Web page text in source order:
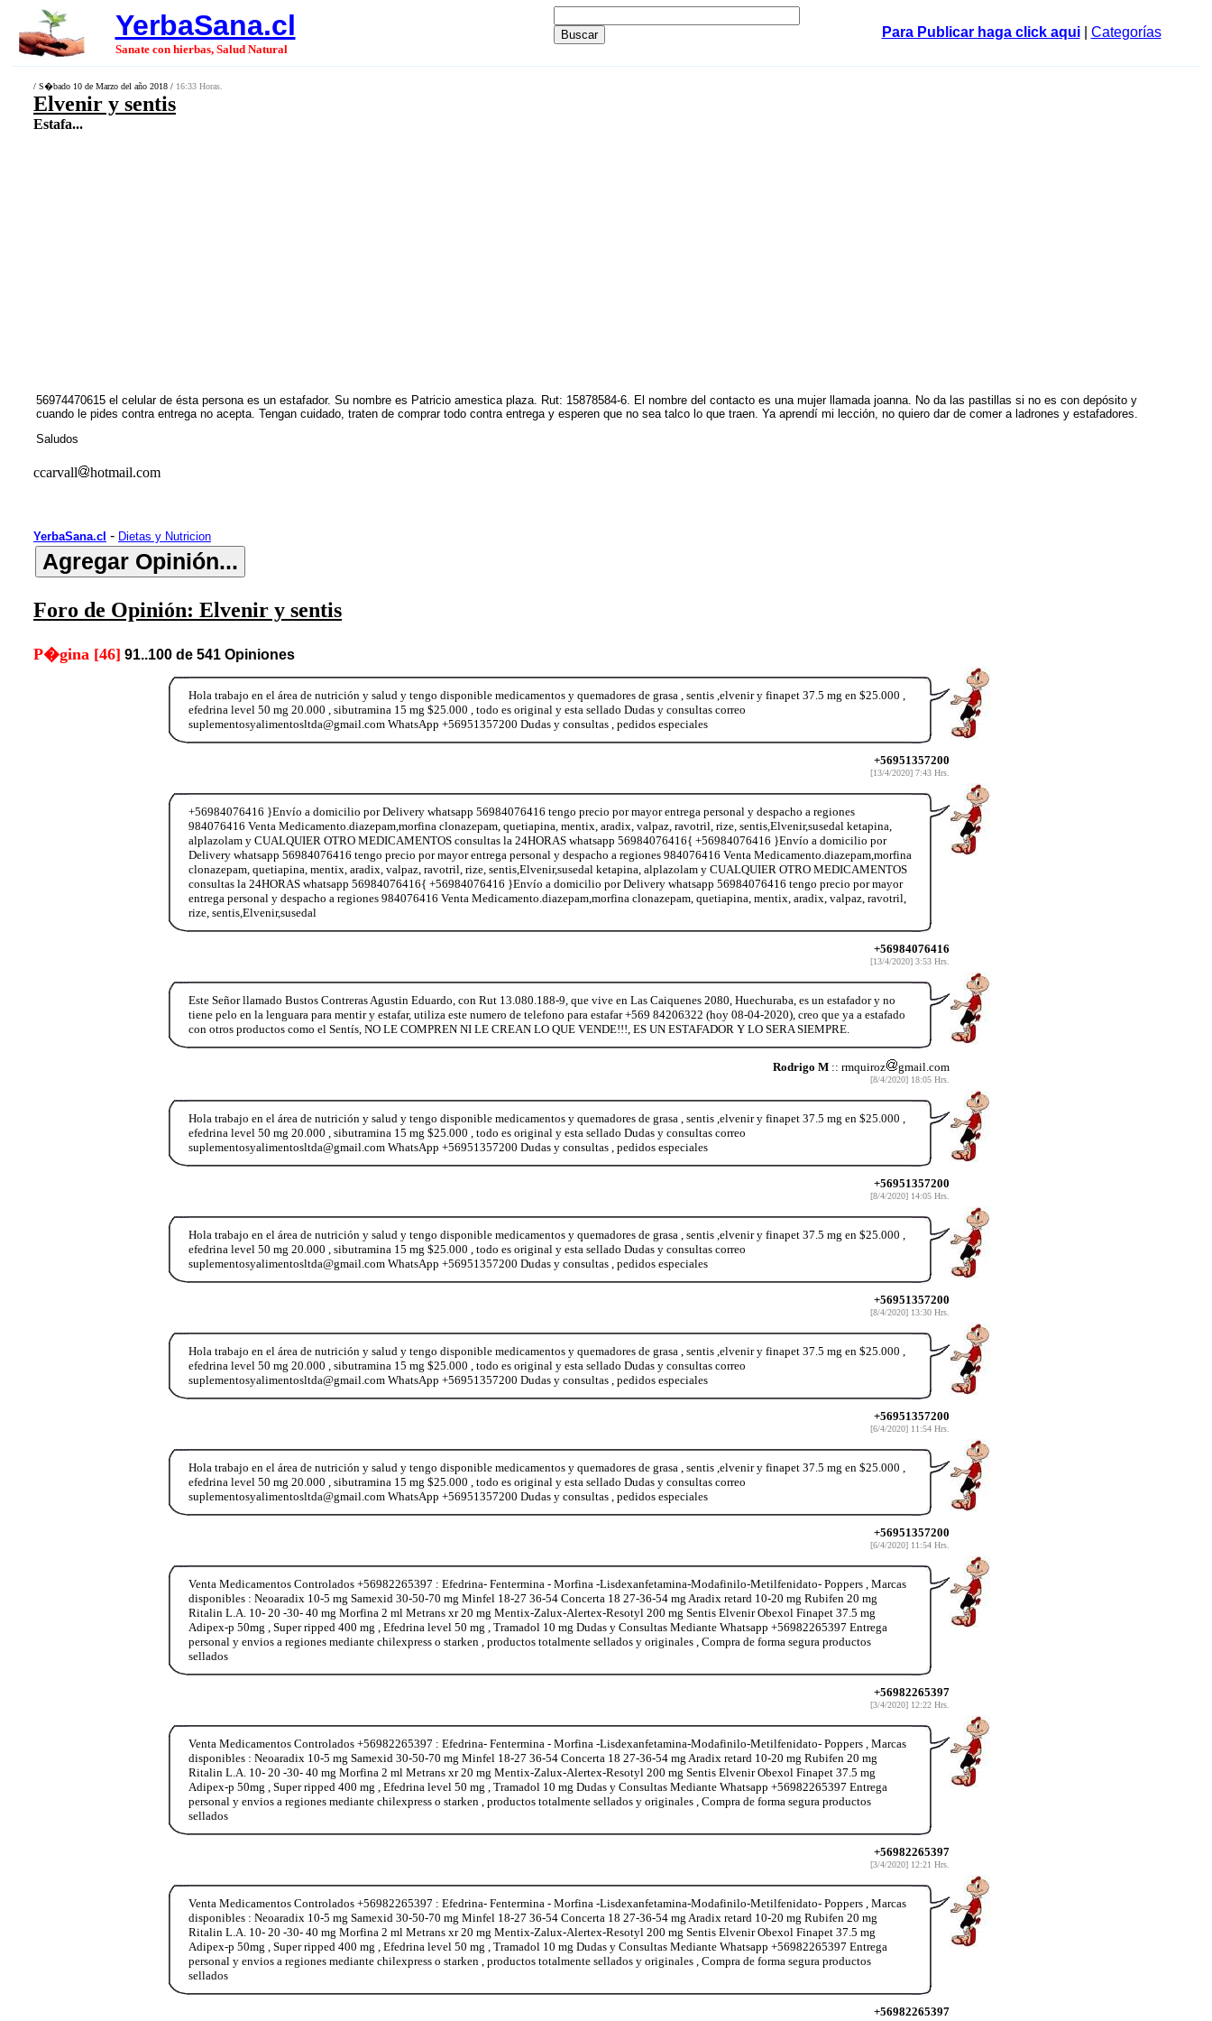
YerbaSana.cl
Sanate con hierbas, Salud Natural
Para Publicar haga click aqui| Categorías
/ S�bado 10 de Marzo del año 2018 / 16:33 Horas.
Elvenir y sentis
Estafa...
56974470615 el celular de ésta persona es un estafador. Su nombre es Patricio amestica plaza. Rut: 15878584-6. El nombre del contacto es una mujer llamada joanna. No da las pastillas si no es con depósito y
cuando le pides contra entrega no acepta. Tengan cuidado, traten de comprar todo contra entrega y esperen que no sea talco lo que traen. Ya aprendí mi lección, no quiero dar de comer a ladrones y estafadores.
Saludos
ccarvall hotmail.com
YerbaSana.cl - Dietas y Nutricion
Foro de Opinión: Elvenir y sentis
P�gina [46] 91..100 de 541 Opiniones
Hola trabajo en el área de nutrición y salud y tengo disponible medicamentos y quemadores de grasa , sentis ,elvenir y finapet 37.5 mg en $25.000 ,
efedrina level 50 mg 20.000 , sibutramina 15 mg $25.000 , todo es original y esta sellado Dudas y consultas correo
suplementosyalimentosltda@gmail.com WhatsApp +56951357200 Dudas y consultas , pedidos especiales
+56951357200
[13/4/2020] 7:43 Hrs.
+56984076416 }Envío a domicilio por Delivery whatsapp 56984076416 tengo precio por mayor entrega personal y despacho a regiones
984076416 Venta Medicamento.diazepam,morfina clonazepam, quetiapina, mentix, aradix, valpaz, ravotril, rize, sentis,Elvenir,susedal ketapina,
alplazolam y CUALQUIER OTRO MEDICAMENTOS consultas la 24HORAS whatsapp 56984076416{ +56984076416 }Envío a domicilio por
Delivery whatsapp 56984076416 tengo precio por mayor entrega personal y despacho a regiones 984076416 Venta Medicamento.diazepam,morfina
clonazepam, quetiapina, mentix, aradix, valpaz, ravotril, rize, sentis,Elvenir,susedal ketapina, alplazolam y CUALQUIER OTRO MEDICAMENTOS
consultas la 24HORAS whatsapp 56984076416{ +56984076416 }Envío a domicilio por Delivery whatsapp 56984076416 tengo precio por mayor
entrega personal y despacho a regiones 984076416 Venta Medicamento.diazepam,morfina clonazepam, quetiapina, mentix, aradix, valpaz, ravotril,
rize, sentis,Elvenir,susedal
+56984076416
[13/4/2020] 3:53 Hrs.
Este Señor llamado Bustos Contreras Agustin Eduardo, con Rut 13.080.188-9, que vive en Las Caiquenes 2080, Huechuraba, es un estafador y no
tiene pelo en la lenguara para mentir y estafar, utiliza este numero de telefono para estafar +569 84206322 (hoy 08-04-2020), creo que ya a estafado
con otros productos como el Sentís, NO LE COMPREN NI LE CREAN LO QUE VENDE!!!, ES UN ESTAFADOR Y LO SERA SIEMPRE.
Rodrigo M:: rmquiroz gmail.com
[8/4/2020] 18:05 Hrs.
Hola trabajo en el área de nutrición y salud y tengo disponible medicamentos y quemadores de grasa , sentis ,elvenir y finapet 37.5 mg en $25.000 ,
efedrina level 50 mg 20.000 , sibutramina 15 mg $25.000 , todo es original y esta sellado Dudas y consultas correo
suplementosyalimentosltda@gmail.com WhatsApp +56951357200 Dudas y consultas , pedidos especiales
+56951357200
[8/4/2020] 14:05 Hrs.
Hola trabajo en el área de nutrición y salud y tengo disponible medicamentos y quemadores de grasa , sentis ,elvenir y finapet 37.5 mg en $25.000 ,
efedrina level 50 mg 20.000 , sibutramina 15 mg $25.000 , todo es original y esta sellado Dudas y consultas correo
suplementosyalimentosltda@gmail.com WhatsApp +56951357200 Dudas y consultas , pedidos especiales
+56951357200
[8/4/2020] 13:30 Hrs.
Hola trabajo en el área de nutrición y salud y tengo disponible medicamentos y quemadores de grasa , sentis ,elvenir y finapet 37.5 mg en $25.000 ,
efedrina level 50 mg 20.000 , sibutramina 15 mg $25.000 , todo es original y esta sellado Dudas y consultas correo
suplementosyalimentosltda@gmail.com WhatsApp +56951357200 Dudas y consultas , pedidos especiales
+56951357200
[6/4/2020] 11:54 Hrs.
Hola trabajo en el área de nutrición y salud y tengo disponible medicamentos y quemadores de grasa , sentis ,elvenir y finapet 37.5 mg en $25.000 ,
efedrina level 50 mg 20.000 , sibutramina 15 mg $25.000 , todo es original y esta sellado Dudas y consultas correo
suplementosyalimentosltda@gmail.com WhatsApp +56951357200 Dudas y consultas , pedidos especiales
+56951357200
[6/4/2020] 11:54 Hrs.
Venta Medicamentos Controlados +56982265397 : Efedrina- Fentermina - Morfina -Lisdexanfetamina-Modafinilo-Metilfenidato- Poppers , Marcas
disponibles : Neoaradix 10-5 mg Samexid 30-50-70 mg Minfel 18-27 36-54 Concerta 18 27-36-54 mg Aradix retard 10-20 mg Rubifen 20 mg
Ritalin L.A. 10- 20 -30- 40 mg Morfina 2 ml Metrans xr 20 mg Mentix-Zalux-Alertex-Resotyl 200 mg Sentis Elvenir Obexol Finapet 37.5 mg
Adipex-p 50mg , Super ripped 400 mg , Efedrina level 50 mg , Tramadol 10 mg Dudas y Consultas Mediante Whatsapp +56982265397 Entrega
personal y envios a regiones mediante chilexpress o starken , productos totalmente sellados y originales , Compra de forma segura productos
sellados
+56982265397
[3/4/2020] 12:22 Hrs.
Venta Medicamentos Controlados +56982265397 : Efedrina- Fentermina - Morfina -Lisdexanfetamina-Modafinilo-Metilfenidato- Poppers , Marcas
disponibles : Neoaradix 10-5 mg Samexid 30-50-70 mg Minfel 18-27 36-54 Concerta 18 27-36-54 mg Aradix retard 10-20 mg Rubifen 20 mg
Ritalin L.A. 10- 20 -30- 40 mg Morfina 2 ml Metrans xr 20 mg Mentix-Zalux-Alertex-Resotyl 200 mg Sentis Elvenir Obexol Finapet 37.5 mg
Adipex-p 50mg , Super ripped 400 mg , Efedrina level 50 mg , Tramadol 10 mg Dudas y Consultas Mediante Whatsapp +56982265397 Entrega
personal y envios a regiones mediante chilexpress o starken , productos totalmente sellados y originales , Compra de forma segura productos
sellados
+56982265397
[3/4/2020] 12:21 Hrs.
Venta Medicamentos Controlados +56982265397 : Efedrina- Fentermina - Morfina -Lisdexanfetamina-Modafinilo-Metilfenidato- Poppers , Marcas
disponibles : Neoaradix 10-5 mg Samexid 30-50-70 mg Minfel 18-27 36-54 Concerta 18 27-36-54 mg Aradix retard 10-20 mg Rubifen 20 mg
Ritalin L.A. 10- 20 -30- 40 mg Morfina 2 ml Metrans xr 20 mg Mentix-Zalux-Alertex-Resotyl 200 mg Sentis Elvenir Obexol Finapet 37.5 mg
Adipex-p 50mg , Super ripped 400 mg , Efedrina level 50 mg , Tramadol 10 mg Dudas y Consultas Mediante Whatsapp +56982265397 Entrega
personal y envios a regiones mediante chilexpress o starken , productos totalmente sellados y originales , Compra de forma segura productos
sellados
+56982265397